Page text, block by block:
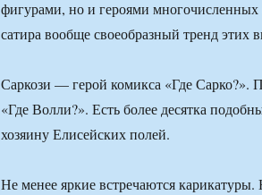
фигурами, но и героями
сатира вообще своеобразный тренд
Саркози — герой комикса «Где Сарко?».
«Где Волли?». Есть более десятка
хозяину Елисейских полей.
Не менее яркие встречаются